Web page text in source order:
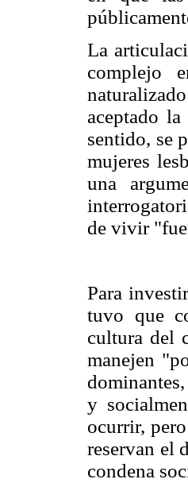
La
complejo
aceptado
sentido, se
mujeres
una
de vivir
Para
tuvo que
cultura del
manejen
y
ocurrir,
reservan el
condena